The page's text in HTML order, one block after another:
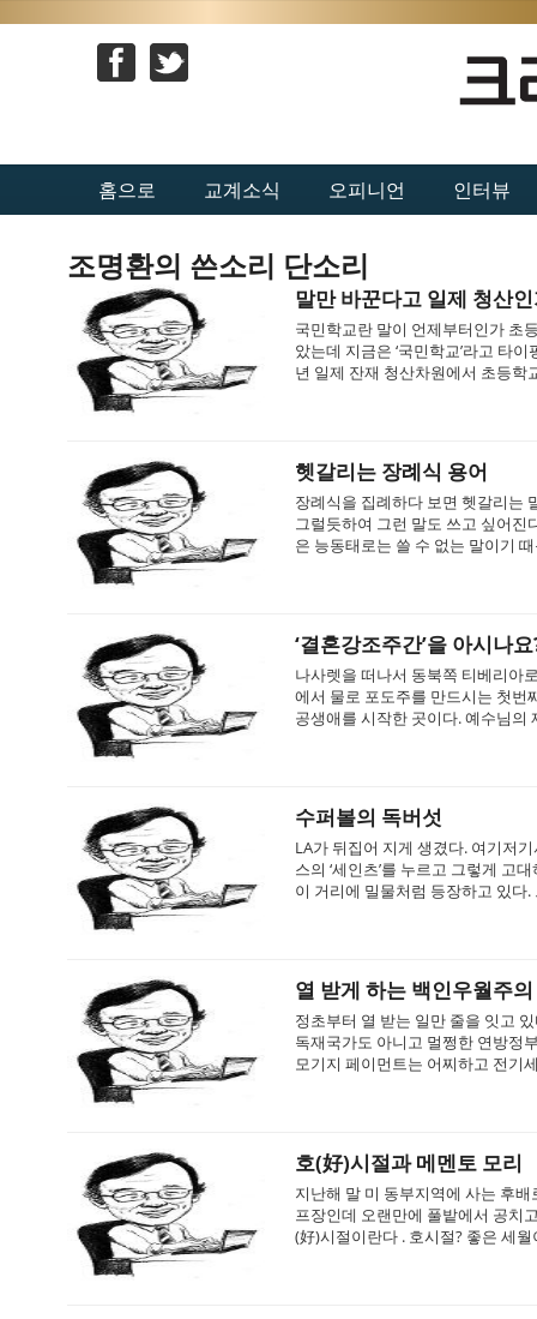
홈으로 교계소식 오피니언 인터뷰
조명환의 쓴소리 단소리
말만 바꾼다고 일제 청산
국민학교란 말이 언제부터인가 초
았는데 지금은 ‘국민학교’라고 타
년 일제 잔재 청산차원에서 초등학
헷갈리는 장례식 용어
장례식을 집례하다 보면 헷갈리는
그럴듯하여 그런 말도 쓰고 싶어진
은 능동태로는 쓸 수 없는 말이기
‘결혼강조주간’을 아시나
나사렛을 떠나서 동북쪽 티베리아
에서 물로 포도주를 만드시는 첫번
공생애를 시작한 곳이다. 예수님의
수퍼볼의 독버섯
LA가 뒤집어 지게 생겼다. 여기저
스의 ‘세인츠’를 누르고 그렇게 고
이 거리에 밀물처럼 등장하고 있다
열 받게 하는 백인우월주의
정초부터 열 받는 일만 줄을 잇고
독재국가도 아니고 멀쩡한 연방정
모기지 페이먼트는 어찌하고 전기
호(好)시절과 메멘토 모리
지난해 말 미 동부지역에 사는 후배
프장인데 오랜만에 풀밭에서 공치
(好)시절이란다 . 호시절? 좋은 세월